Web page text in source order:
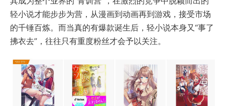
轻小说才能步步为营，从漫画到动画再到游戏，接受市场
的千锤百炼。而当真的有爆款诞生后，轻小说本身又“事了
拂衣去”，往往只有重度粉丝才会予以关注。